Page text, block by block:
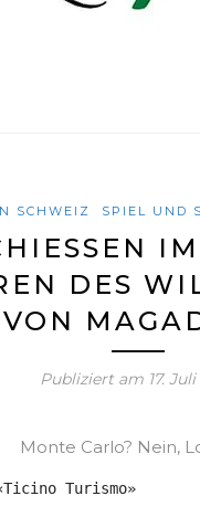
SCHWEIZ SPIEL UND
DES
VON
Publiziert am 17.
Monte Carlo? Nein,
Turismo»